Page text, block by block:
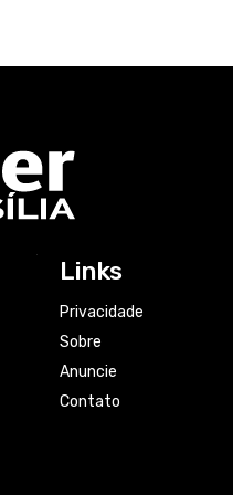
Links
Privacidade
Sobre
Anuncie
Contato